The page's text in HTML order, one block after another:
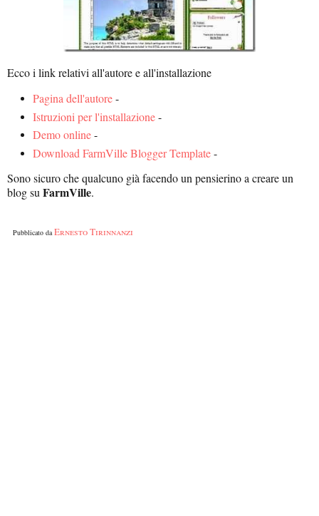
Ecco i link relativi all'autore e all'installazione
Pagina dell'autore-
Istruzioni per l'installazione-
Demo online-
Download FarmVille Blogger Template-
Sono sicuro che qualcuno già facendo un pensierino a creare un
blog suFarmVille.
Pubblicato daErnesto Tirinnanzi